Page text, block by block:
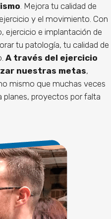
. Mejora tu calidad de
y el movimiento. Con
ejercicio e implantación de
tu patología, tu calidad de
A través del ejercicio
nuestras metas,
mismo que muchas veces
planes, proyectos por falta